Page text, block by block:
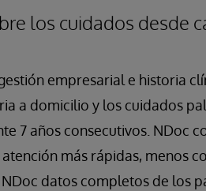
los cuidados desde
empresarial e historia
a domicilio y los cuidados
7 años consecutivos. NDoc
más rápidas, menos
datos completos de los